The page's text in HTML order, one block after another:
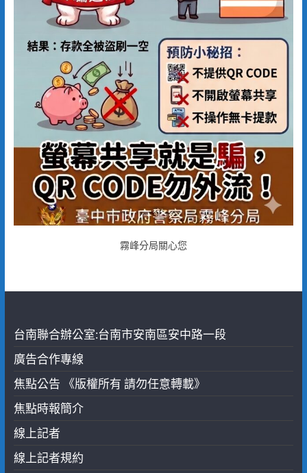
霧峰分局關心您
台南聯合辦公室:台南市安南區安中路一段
廣告合作專線
焦點公告 《版權所有 請勿任意轉載》
焦點時報簡介
線上記者
線上記者規約